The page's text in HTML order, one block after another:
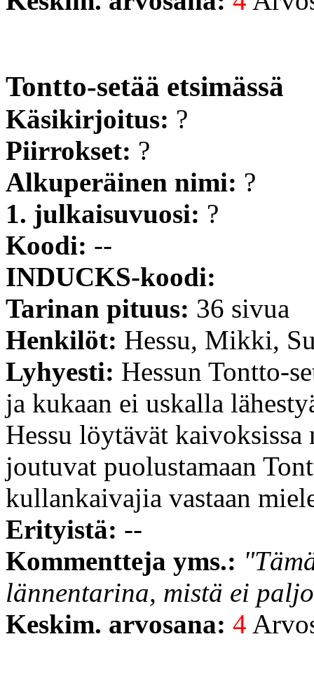
Tontto-setää etsimässä
Käsikirjoitus: ?
Piirrokset: ?
Alkuperäinen nimi: ?
1. julkaisuvuosi: ?
Koodi: --
INDUCKS-koodi:
Tarinan pituus: 36 sivua
Henkilöt: Hessu, Mikki,
Lyhyesti: Hessun Tontto-
ja kukaan ei uskalla
Hessu löytävät
joutuvat puolustamaan
kullankaivajia vastaan
Erityistä: --
Kommentteja yms.:
lännentarina, mistä ei
Keskim. arvosana: 4